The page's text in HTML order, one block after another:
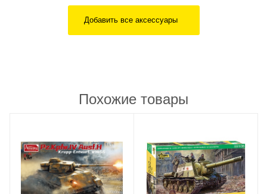
Добавить все аксессуары
Похожие товары